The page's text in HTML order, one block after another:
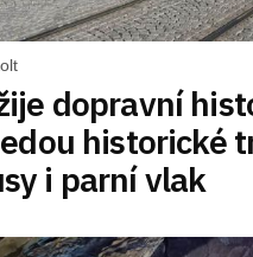
dopravní
historické
i parní vlak